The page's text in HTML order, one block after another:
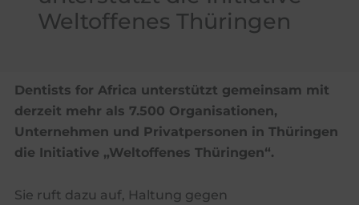
Weltoffenes Thüringen
Dentists for Africa unterstützt gemeinsam mit
derzeit mehr als 7.500 Organisationen,
Unternehmen und Privatpersonen in Thüringen
die Initiative „Weltoffenes Thüringen“.
Sie ruft dazu auf, Haltung gegen